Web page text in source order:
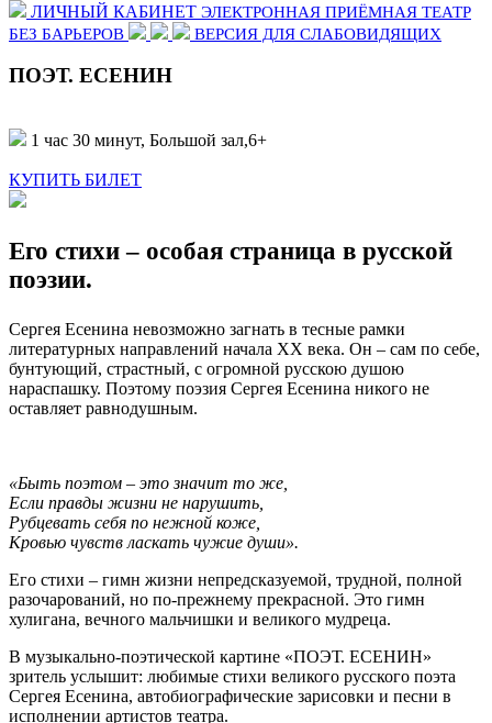
ЛИЧНЫЙ КАБИНЕТ ЭЛЕКТРОННАЯ ПРИЁМНАЯ ТЕАТР
БЕЗ БАРЬЕРОВ
ВЕРСИЯ ДЛЯ СЛАБОВИДЯЩИХ
ПОЭТ. ЕСЕНИН
1 час 30 минут, Большой зал,6+
КУПИТЬ БИЛЕТ
Его стихи – особая страница в русской
поэзии.
Сергея Есенина невозможно загнать в тесные рамки
литературных направлений начала ХХ века. Он – сам по себе,
бунтующий, страстный, с огромной русскою душою
нараспашку. Поэтому поэзия Сергея Есенина никого не
оставляет равнодушным.
«Быть поэтом – это значит то же,
Если правды жизни не нарушить,
Рубцевать себя по нежной коже,
Кровью чувств ласкать чужие души».
Его стихи – гимн жизни непредсказуемой, трудной, полной
разочарований, но по-прежнему прекрасной. Это гимн
хулигана, вечного мальчишки и великого мудреца.
В музыкально-поэтической картине «ПОЭТ. ЕСЕНИН»
зритель услышит: любимые стихи великого русского поэта
Сергея Есенина, автобиографические зарисовки и песни в
исполнении артистов театра.